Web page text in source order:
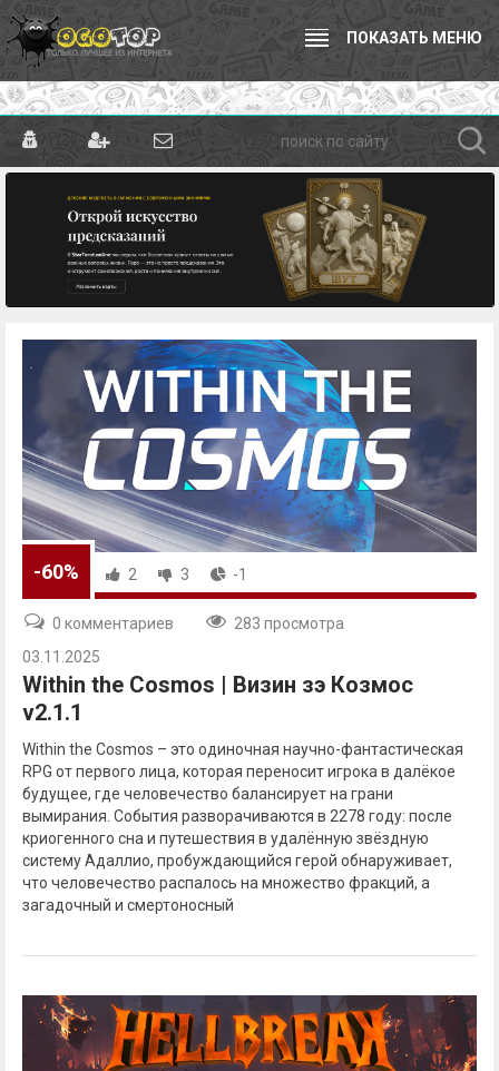
ПОКАЗАТЬ МЕНЮ
-60% 2 3 -1
0 комментариев
283 просмотра
03.11.2025
Within the Cosmos | Визин зэ Козмос
v2.1.1
Within the Cosmos – это одиночная научно-фантастическая
RPG от первого лица, которая переносит игрока в далёкое
будущее, где человечество балансирует на грани
вымирания. События разворачиваются в 2278 году: после
криогенного сна и путешествия в удалённую звёздную
систему Адаллио, пробуждающийся герой обнаруживает,
что человечество распалось на множество фракций, а
загадочный и смертоносный